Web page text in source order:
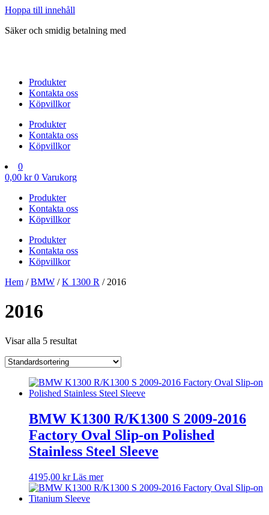
Hoppa till innehåll
Säker och smidig betalning med
Produkter
Kontakta oss
Köpvillkor
Produkter
Kontakta oss
Köpvillkor
0
0,00 kr 0 Varukorg
Produkter
Kontakta oss
Köpvillkor
Produkter
Kontakta oss
Köpvillkor
Hem /BMW /K 1300 R / 2016
2016
Visar alla 5 resultat
BMW K1300 R/K1300 S 2009-2016
Factory Oval Slip-on Polished
Stainless Steel Sleeve
4195,00 kr Läs mer